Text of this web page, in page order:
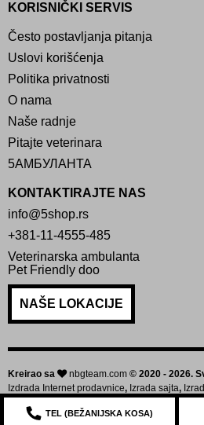
KORISNIČKI SERVIS
Često postavljanja pitanja
Uslovi korišćenja
Politika privatnosti
O nama
Naše radnje
Pitajte veterinara
5АМБУЛАНТА
KONTAKTIRAJTE NAS
info@5shop.rs
+381-11-4555-485
Veterinarska ambulanta
Pet Friendly doo
NAŠE LOKACIJE
Kreirao sa nbgteam.com © 2020 - 2026.
Izdrada Internet prodavnice, Izrada sajta,
TEL (BEŽANIJSKA KOSA)